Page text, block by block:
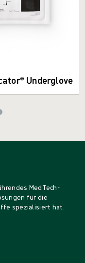
Underglove
MedTech-
für die
spezialisiert hat.